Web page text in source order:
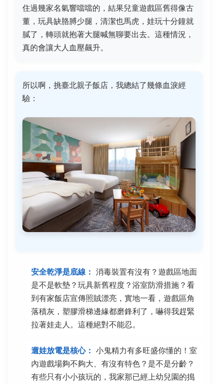
住過幾家名氣響噹噹的，結果兒童遊戲區舊得像古
董，玩具缺胳膊少腿，清潔也馬虎，娃玩十分鐘就
膩了，轉頭就抱著大腿喊無聊要出去。這種情況，
真的會讓大人血壓飆升。
所以啊，挑臺北親子飯店，我總結了幾條血淚經
驗：
安全乾淨是底線： 消毒裝置有沒有？遊戲區地面
是不是軟墊？玩具新舊程度？浴室防滑措施？看
到有家飯店宣傳照賊漂亮，實地一看，遊戲區角
落積灰，塑膠滑梯邊緣都磨鋒利了，嚇得我趕緊
拉著娃走人。這種絕對不能忍。
遛娃放電是核心： 小鬼精力有多旺盛你懂的！室
內遊戲場夠不夠大、有沒有特色？是不是分齡？
有些只有小小孩玩的，我家那已經上幼兒園的搗